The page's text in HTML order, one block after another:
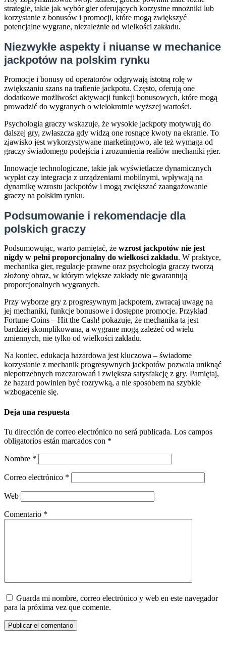
strategie, takie jak wybór gier oferujących korzystne mnożniki lub
korzystanie z bonusów i promocji, które mogą zwiększyć
potencjalne wygrane, niezależnie od wielkości zakładu.
Niezwykłe aspekty i niuanse w mechanice
jackpotów na polskim rynku
Promocje i bonusy od operatorów odgrywają istotną rolę w
zwiększaniu szans na trafienie jackpotu. Często, oferują one
dodatkowe możliwości aktywacji funkcji bonusowych, które mogą
prowadzić do wygranych o wielokrotnie wyższej wartości.
Psychologia graczy wskazuje, że wysokie jackpoty motywują do
dalszej gry, zwłaszcza gdy widzą one rosnące kwoty na ekranie. To
zjawisko jest wykorzystywane marketingowo, ale też wymaga od
graczy świadomego podejścia i zrozumienia realiów mechaniki gier.
Innowacje technologiczne, takie jak wyświetlacze dynamicznych
wypłat czy integracja z urządzeniami mobilnymi, wpływają na
dynamikę wzrostu jackpotów i mogą zwiększać zaangażowanie
graczy na polskim rynku.
Podsumowanie i rekomendacje dla
polskich graczy
Podsumowując, warto pamiętać, że wzrost jackpotów nie jest
nigdy w pełni proporcjonalny do wielkości zakładu. W praktyce,
mechanika gier, regulacje prawne oraz psychologia graczy tworzą
złożony obraz, w którym większe zakłady nie gwarantują
proporcjonalnych wygranych.
Przy wyborze gry z progresywnym jackpotem, zwracaj uwagę na
jej mechaniki, funkcje bonusowe i dostępne promocje. Przykład
Fortune Coins – Hit the Cash! pokazuje, że mechanika ta jest
bardziej skomplikowana, a wygrane mogą zależeć od wielu
zmiennych, nie tylko od wielkości zakładu.
Na koniec, edukacja hazardowa jest kluczowa – świadome
korzystanie z mechanik progresywnych jackpotów pozwala uniknąć
niepotrzebnych rozczarowań i zwiększa satysfakcję z gry. Pamiętaj,
że hazard powinien być rozrywką, a nie sposobem na szybkie
wzbogacenie się.
Deja una respuesta
Tu dirección de correo electrónico no será publicada. Los campos
obligatorios están marcados con *
Nombre *
Correo electrónico *
Web
Comentario *
Guarda mi nombre, correo electrónico y web en este navegador
para la próxima vez que comente.